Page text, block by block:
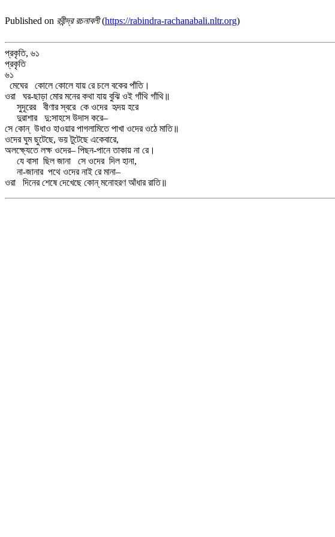
Published on রবীন্দ্র রচনাবলী(https://rabindra-rachanabali.nltr.org)
প্রকৃতি, ৬১
প্রকৃতি
৬১
মেঘের কোলে কোলে যায় রে চলে বকের পাঁতি।
ওরা ঘর-ছাড়া মোর মনের কথা যায় বুঝি ওই গাঁথি গাঁথি॥
সুদূরের বীণার স্বরে কে ওদের হৃদয় হরে
দুরাশার দু:সাহসে উদাস করে–
সে কোন্‌ উধাও হাওয়ার পাগলামিতে পাখা ওদের ওঠে মাতি॥
ওদের ঘুম ছুটেছে, ভয় টুটেছে একেবারে,
অলক্ষ্যেতে লক্ষ ওদের– পিছন-পানে তাকায় না রে।
যে বাসা ছিল জানা সে ওদের দিল হানা,
না-জানার পথে ওদের নাই রে মানা–
ওরা দিনের শেষে দেখেছে কোন্‌ মনোহরণ আঁধার রাতি॥